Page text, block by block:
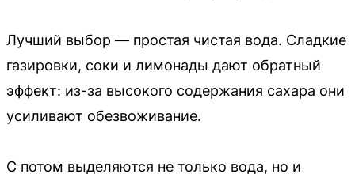
Лучший выбор — простая чистая вода. Сладкие
газировки, соки и лимонады дают обратный
эффект: из-за высокого содержания сахара они
усиливают обезвоживание.
С потом выделяются не только вода, но и